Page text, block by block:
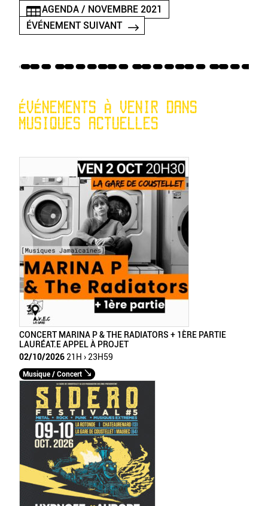
AGENDA / NOVEMBRE 2021
ÉVÉNEMENT SUIVANT
ÉVÉNEMENTS À VENIR DANS
MUSIQUES ACTUELLES
CONCERT MARINA P & THE RADIATORS + 1ÈRE PARTIE
LAURÉAT.E APPEL À PROJET
02/10/2026 21H › 23H59
Musique / Concert